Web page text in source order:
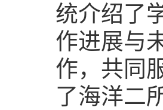
统介绍了
作进展与
作，共同
了海洋二